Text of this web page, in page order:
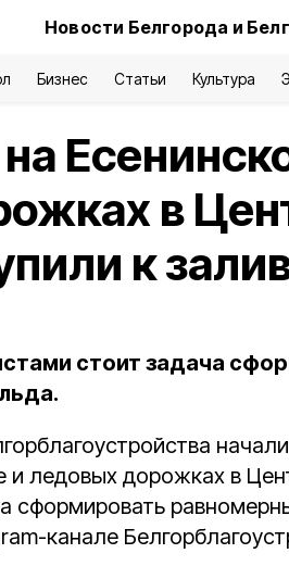
Новости Белгорода и
Бизнес Статьи Культура
в
к
стоит задача
и ледовых дорожках в
сформировать
канале